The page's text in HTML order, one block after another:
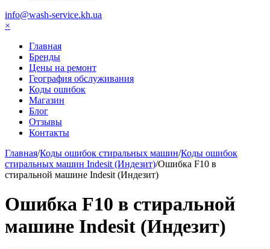
info@wash-service.kh.ua
×
Главная
Бренды
Цены на ремонт
География обслуживания
Коды ошибок
Магазин
Блог
Отзывы
Контакты
Главная/Коды ошибок стиральных машин/Коды ошибок
стиральных машин Indesit (Индезит)/Ошибка F10 в
стиральной машине Indesit (Индезит)
Ошибка F10 в стиральной
машине Indesit (Индезит)